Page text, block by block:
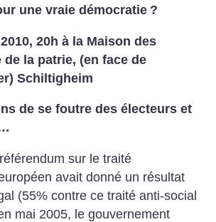
une vraie démocratie ?
20h à la Maison des
la patrie, (en face de
Schiltigheim
de se foutre des électeurs et
sur le traité
avait donné un résultat
(55% contre ce traité anti-social
mai 2005, le gouvernement